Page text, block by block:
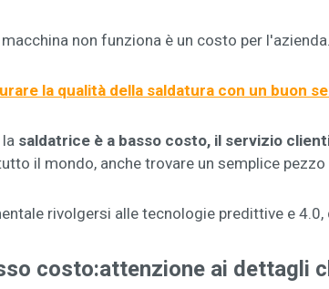
non funziona è un costo per l'azienda.
la qualità della saldatura con un buon
saldatrice è a basso costo, il servizio
il mondo, anche trovare un semplice
rivolgersi alle tecnologie predittive e 4.0,
costo:attenzione ai dettagli